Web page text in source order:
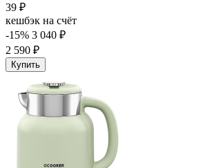
39 ₽
кешбэк на счёт
-15% 3 040 ₽
2 590 ₽
Купить